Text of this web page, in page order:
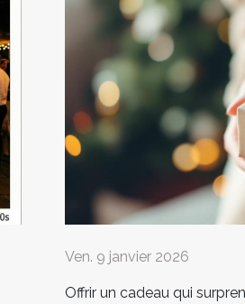
Ven. 9 janvier 2026
Offrir un cadeau qui